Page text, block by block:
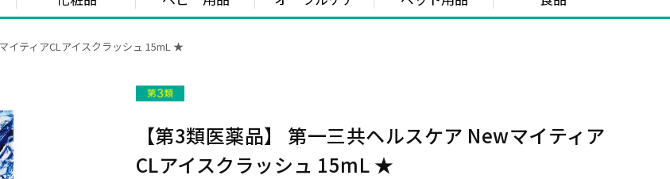
イティアCLアイスクラッシュ 15mL ★
【第3類医薬品】 第一三共ヘルスケア Newマイティア
CLアイスクラッシュ 15mL ★